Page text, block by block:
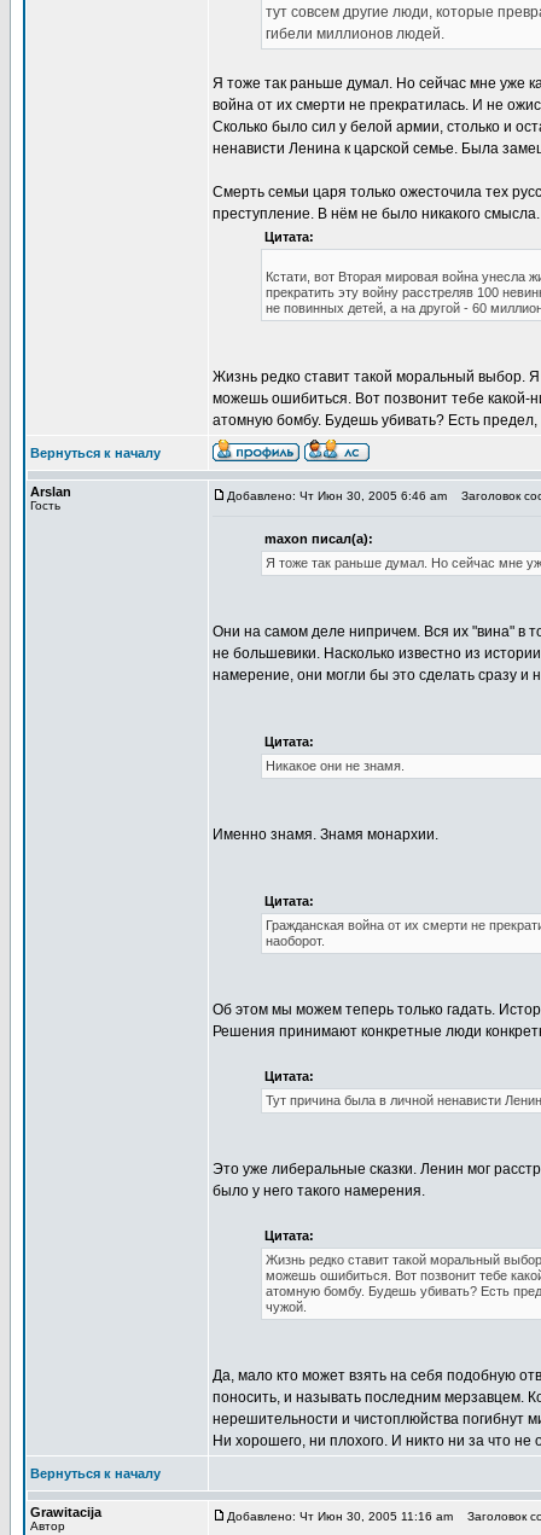
тут совсем другие люди, которые
гибели миллионов людей.
Я тоже так раньше думал. Но сейчас мне уже
война от их смерти не прекратилась. И не
Сколько было сил у белой армии, столько и
ненависти Ленина к царской семье. Была
Смерть семьи царя только ожесточила тех
преступление. В нём не было никакого смысла.
Цитата:
Кстати, вот Вторая мировая война унесла
прекратить эту войну расстреляв 100
не повинных детей, а на другой - 60
Жизнь редко ставит такой моральный выбор.
можешь ошибиться. Вот позвонит тебе какой-
атомную бомбу. Будешь убивать? Есть
Вернуться к началу
Arslan
Гость
Добавлено: Чт Июн 30, 2005 6:46 am Заголовок
maxon писал(а):
Я тоже так раньше думал. Но сейчас мне
Они на самом деле нипричем. Вся их "вина" в
не большевики. Насколько известно из
намерение, они могли бы это сделать сразу и
Цитата:
Никакое они не знамя.
Именно знамя. Знамя монархии.
Цитата:
Гражданская война от их смерти не
наоборот.
Об этом мы можем теперь только гадать.
Решения принимают конкретные люди
Цитата:
Тут причина была в личной ненависти
Это уже либеральные сказки. Ленин мог
было у него такого намерения.
Цитата:
Жизнь редко ставит такой моральный
можешь ошибиться. Вот позвонит тебе
атомную бомбу. Будешь убивать? Есть
чужой.
Да, мало кто может взять на себя подобную
поносить, и называть последним мерзавцем.
нерешительности и чистоплюйства погибнут
Ни хорошего, ни плохого. И никто ни за что
Вернуться к началу
Grawitacija
Автор
Добавлено: Чт Июн 30, 2005 11:16 am Заголовок